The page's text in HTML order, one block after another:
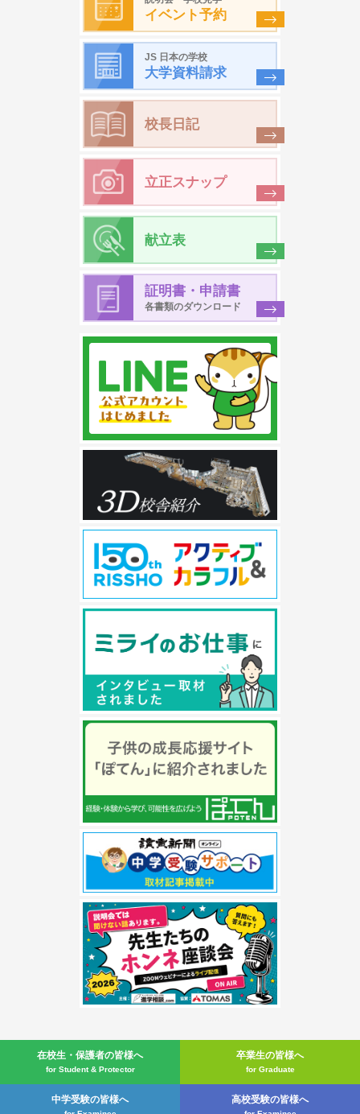
イベント予約
JS 日本の学校
大学資料請求
校長日記
立正スナップ
献立表
証明書・申請書
各書類のダウンロード
在校生・ 保護者の皆様へ
for Student & Protector
卒業生の皆様へ
for Graduate
中学受験の皆様へ 高校受験の皆様へ